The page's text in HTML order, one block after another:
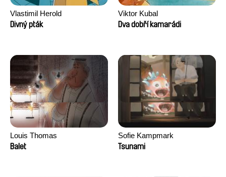
Vlastimil Herold
Divný pták
Viktor Kubal
Dva dobří kamarádi
Louis Thomas
Balet
Sofie Kampmark
Tsunami